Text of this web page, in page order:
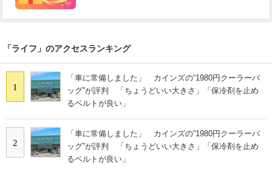
「ライフ」のアクセスランキング
1
「車に常備しました」 カインズの“1980円クーラーバ
ッグ”が評判 「ちょうどいい大きさ」「保冷剤を止め
るベルトが良い」
2
「車に常備しました」 カインズの“1980円クーラーバ
ッグ”が評判 「ちょうどいい大きさ」「保冷剤を止め
るベルトが良い」